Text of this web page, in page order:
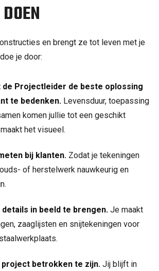
en brengt ze tot leven met je
je door:
de Projectleider de beste oplossing
te bedenken. Levensduur, toepassing
komen jullie tot een geschikt
het visueel.
bij klanten. Zodat je tekeningen
of herstelwerk nauwkeurig en
in beeld te brengen. Je maakt
zaaglijsten en snijtekeningen voor
project betrokken te zijn. Jij blijft in